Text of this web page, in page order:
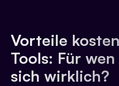
Vorteile
Tools: Für
sich wirklich?